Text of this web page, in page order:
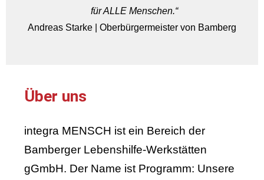
für ALLE Menschen.“
Andreas Starke | Oberbürgermeister von Bamberg
Über uns
integra MENSCH ist ein Bereich der
Bamberger Lebenshilfe-Werkstätten
gGmbH. Der Name ist Programm: Unsere